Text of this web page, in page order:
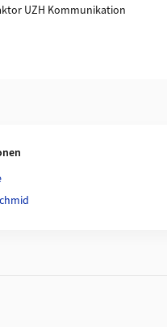
UZH Kommunikation